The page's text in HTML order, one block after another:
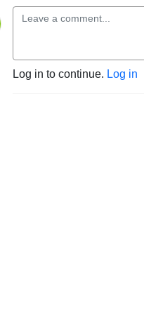
Log in to continue. Log in